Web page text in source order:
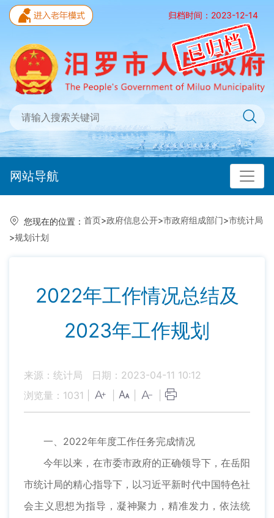
归档时间：2023-12-14
网站导航
您现在的位置： 首页>政府信息公开>市政府组成部门>市统计局
>规划计划
2022年工作情况总结及
2023年工作规划
来源：统计局
日期：2023-04-11 10:12
浏览量： 1031
一、2022年年度工作任务完成情况
今年以来，在市委市政府的正确领导下，在岳阳
市统计局的精心指导下，以习近平新时代中国特色社
会主义思想为指导，凝神聚力，精准发力，依法统